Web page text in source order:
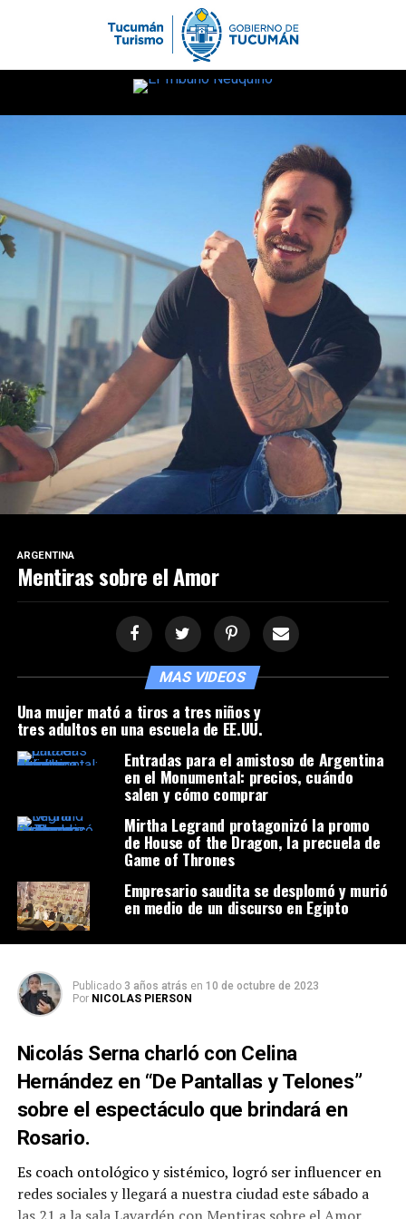
ARGENTINA
Mentiras sobre el Amor
MAS VIDEOS
Una mujer mató a tiros a tres niños y
tres adultos en una escuela de EE.UU.
Entradas para el amistoso de Argentina
en el Monumental: precios, cuándo
salen y cómo comprar
Mirtha Legrand protagonizó la promo
de House of the Dragon, la precuela de
Game of Thrones
Empresario saudita se desplomó y murió
en medio de un discurso en Egipto
Publicado 3 años atrás en 10 de octubre de 2023
Por NICOLAS PIERSON
Nicolás Serna charló con Celina
Hernández en “De Pantallas y Telones”
sobre el espectáculo que brindará en
Rosario.
Es coach ontológico y sistémico, logró ser influencer en
redes sociales y llegará a nuestra ciudad este sábado a
las 21 a la sala Lavardén con Mentiras sobre el Amor.